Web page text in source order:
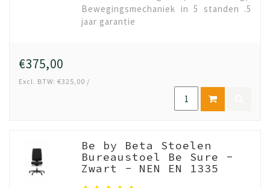
Bewegingsmechaniek in 5 standen .5
jaar garantie
€375,00
Excl. BTW: €325,00 /
Be by Beta Stoelen
Bureaustoel Be Sure -
Zwart - NEN EN 1335